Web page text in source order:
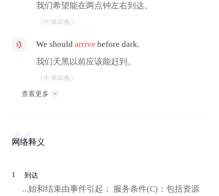
我们希望能在两点钟左右到达。
《牛津词典》
We shouldarrive before dark.
我们天黑以前应该能赶到。
《牛津词典》
查看更多
网络释义
1 到达
...始和结束由事件引起； 服务条件(C)：包括资源